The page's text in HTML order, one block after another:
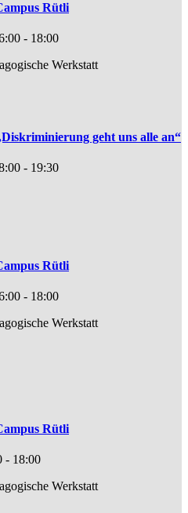
Rütli
- 18:00
Werkstatt
geht uns alle an“
- 19:30
Rütli
- 18:00
Werkstatt
Rütli
- 18:00
Werkstatt